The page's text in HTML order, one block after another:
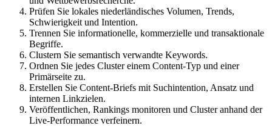
Prüfen Sie lokales niederländisches Volumen, Trends,
Schwierigkeit und Intention.
Trennen Sie informationelle, kommerzielle und transaktionale
Begriffe.
Clustern Sie semantisch verwandte Keywords.
Ordnen Sie jedes Cluster einem Content-Typ und einer
Primärseite zu.
Erstellen Sie Content-Briefs mit Suchintention, Ansatz und
internen Linkzielen.
Veröffentlichen, Rankings monitoren und Cluster anhand der
Live-Performance verfeinern.